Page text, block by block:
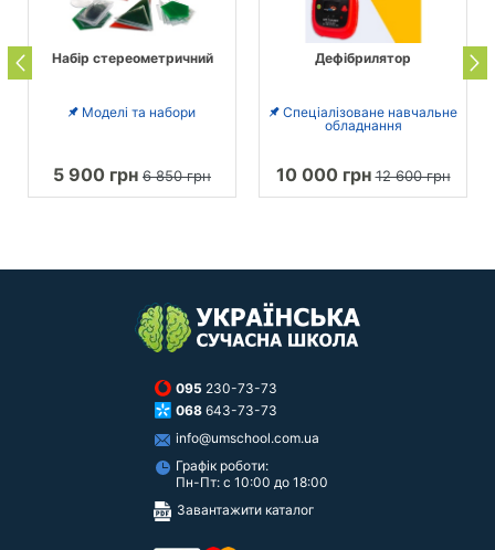
Набір стереометричний
Моделі та набори
5 900 грн 6 850 грн
Дефібрилятор
Спеціалізоване навчальне
обладнання
10 000 грн12 600 грн
095 230-73-73
068 643-73-73
info@umschool.com.ua
Графік роботи:
Пн-Пт: с 10:00 до 18:00
Завантажити каталог